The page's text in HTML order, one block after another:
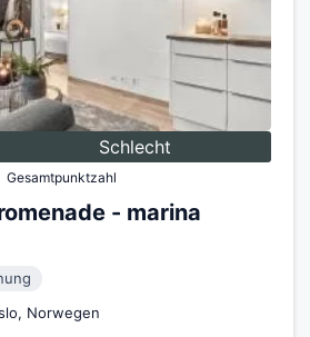
Schlecht
Gesamtpunktzahl
- marina
Norwegen